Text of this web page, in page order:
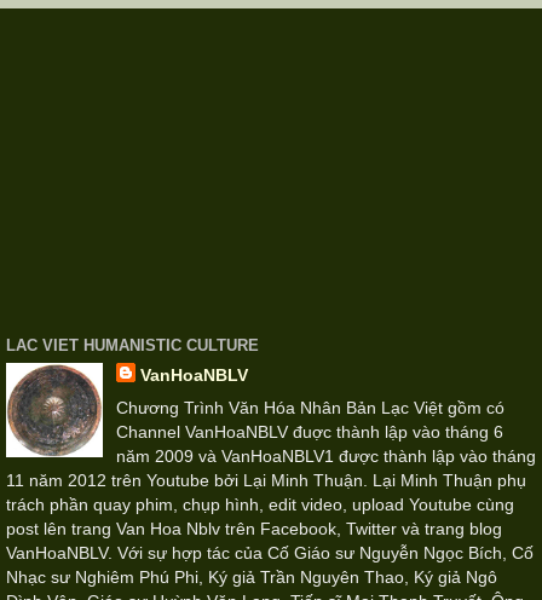
LAC VIET HUMANISTIC CULTURE
VanHoaNBLV
Chương Trình Văn Hóa Nhân Bản Lạc Việt gồm có
Channel VanHoaNBLV đuợc thành lập vào tháng 6
năm 2009 và VanHoaNBLV1 được thành lập vào tháng
11 năm 2012 trên Youtube bởi Lại Minh Thuận. Lại Minh Thuận phụ
trách phần quay phim, chụp hình, edit video, upload Youtube cùng
post lên trang Van Hoa Nblv trên Facebook, Twitter và trang blog
VanHoaNBLV. Với sự hợp tác của Cố Giáo sư Nguyễn Ngọc Bích, Cố
Nhạc sư Nghiêm Phú Phi, Ký giả Trần Nguyên Thao, Ký giả Ngô